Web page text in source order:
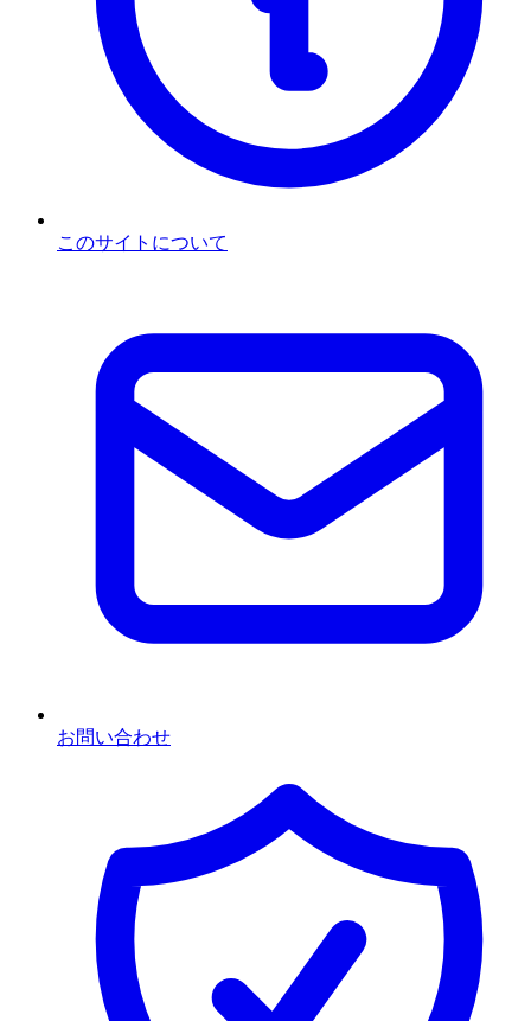
このサイトについて
お問い合わせ